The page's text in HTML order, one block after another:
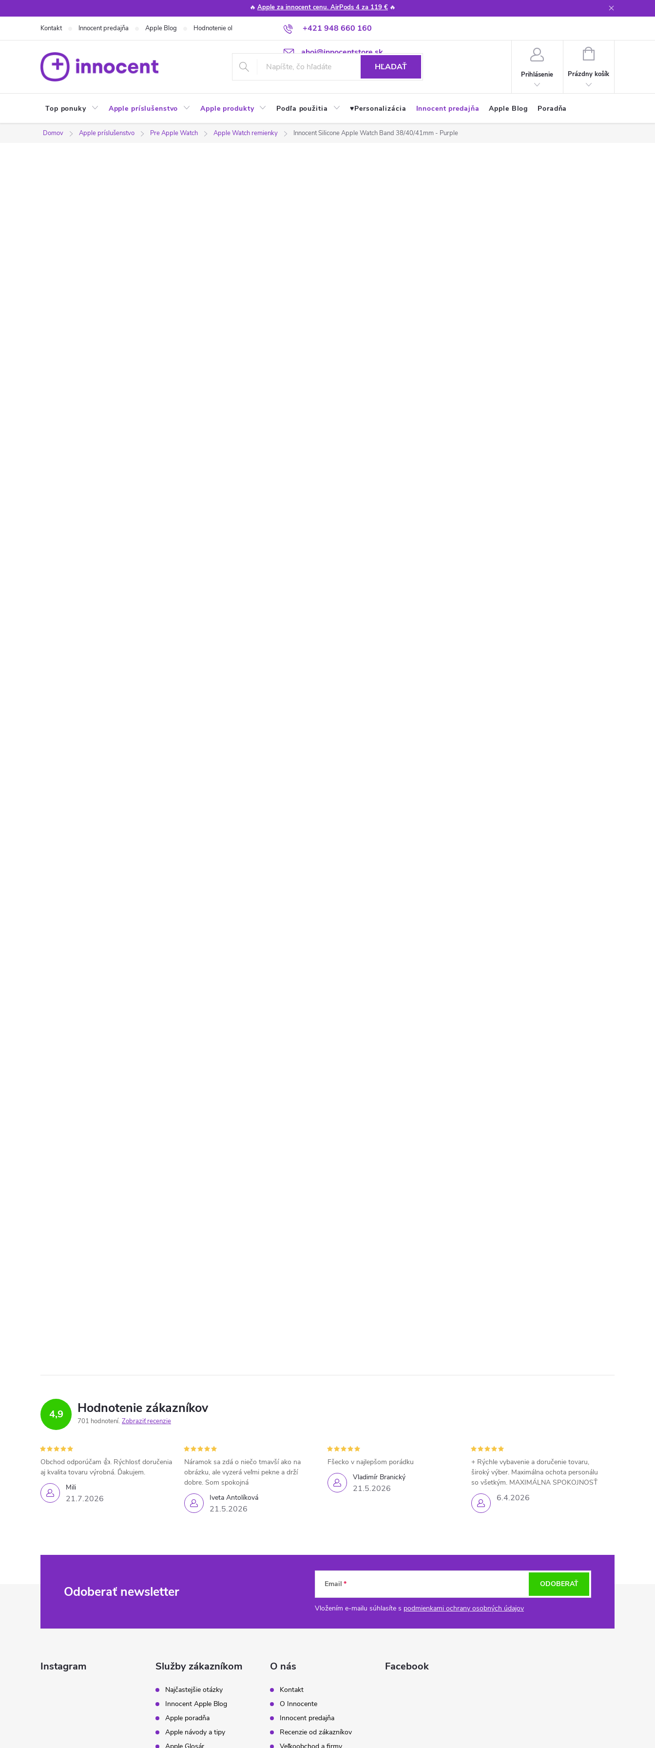
na
🔥 Apple za innocent cenu. AirPods 4 za 119 € 🔥
+421 948 660 160
ahoj@innocentstore.sk
Kontakt Innocent predajňa Apple Blog Hodnotenie obchodu Poradňa Apple návody a tipy
HĽADAŤ
Prihlásenie
NÁKUPNÝ
Prázdny košík
Top ponuky Apple príslušenstvo Apple produkty Podľa použitia ♥︎Personalizácia Innocent predajňa Apple Blog Poradňa
Domov Apple príslušenstvo Pre Apple Watch Apple Watch remienky Innocent Silicone Apple Watch Band 38/40/41mm - Purple
4,9 Hodnotenie zákazníkov
701 hodnotení Zobraziť recenzie
Mili
21.7.2026
Obchod odporúčam 👍. Rýchlosť doručenia
aj kvalita tovaru výrobná. Ďakujem.
Iveta Antolíková
21.5.2026
Náramok sa zdá o niečo tmavší ako na
obrázku, ale vyzerá veľmi pekne a drží
dobre. Som spokojná
Vladimír Branický
21.5.2026
Fšecko v najlepšom porádku
6.4.2026
+ Rýchle vybavenie a doručenie tovaru,
široký výber. Maximálna ochota personálu
so všetkým. MAXIMÁLNA SPOKOJNOSŤ
Odoberať newsletter Email
Vložením e-mailu súhlasíte s podmienkami ochrany osobných údajov
ODOBERAŤ
Instagram Služby zákazníkom
Najčastejšie otázky
Innocent Apple Blog
Apple poradňa
Apple návody a tipy
O nás
Kontakt
O Innocente
Innocent predajňa
Recenzie od zákazníkov
Facebook